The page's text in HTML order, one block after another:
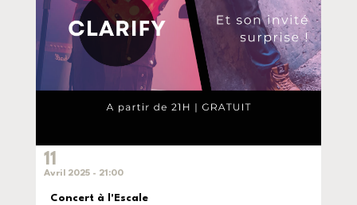
11
Avril 2025 - 21:00
Concert à l'Escale